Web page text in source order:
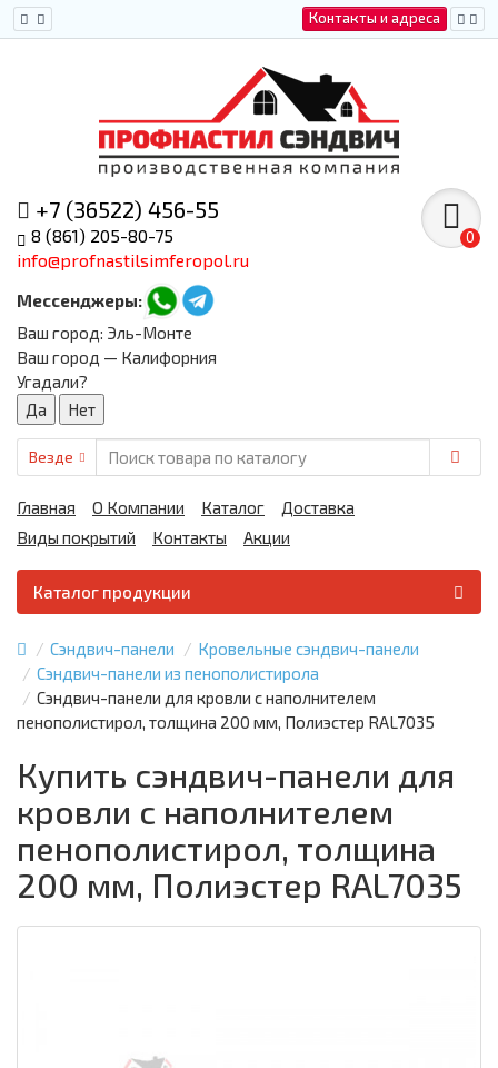
Контакты и адреса
+7 (36522) 456-55
8 (861) 205-80-75
info@profnastilsimferopol.ru
Мессенджеры:
0
Ваш город: Эль-Монте
Ваш город — Калифорния
Угадали?
Везде
Главная О Компании Каталог
Доставка
Виды покрытий
Контакты Акции
Каталог продукции
Сэндвич-панели
Кровельные сэндвич-панели
Сэндвич-панели из пенополистирола
Сэндвич-панели для кровли с наполнителем
пенополистирол, толщина 200 мм, Полиэстер RAL7035
Купить сэндвич-панели для
кровли с наполнителем
пенополистирол, толщина
200 мм, Полиэстер RAL7035